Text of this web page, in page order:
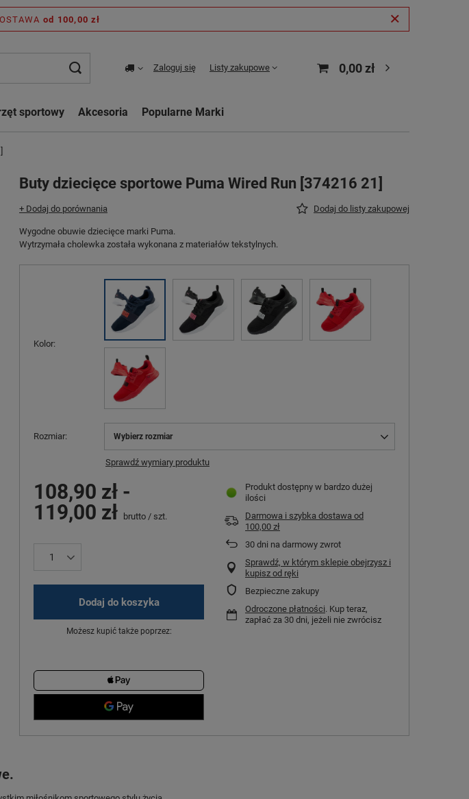
od 100,00 zł
Zaloguj się Listy zakupowe 0,00 zł
sportowy Akcesoria Popularne Marki
Buty dziecięce sportowe Puma Wired Run [374216 21]
+ Dodaj do porównania Dodaj do listy zakupowej
Wygodne obuwie dziecięce marki Puma.
Wytrzymała cholewka została wykonana z materiałów tekstylnych.
Kolor
Rozmiar Wybierz rozmiar
Sprawdź wymiary produktu
108,90 zł -
119,00 zł
brutto / szt.
Dodaj do koszyka
Możesz kupić także poprzez:
Produkt dostępny w bardzo dużej
ilości
Darmowa i szybka dostawa od
100,00 zł
30 dni na darmowy zwrot
Sprawdź, w którym sklepie obejrzysz i
kupisz od ręki
Bezpieczne zakupy
Odroczone płatności. Kup teraz,
zapłać za 30 dni, jeżeli nie zwrócisz